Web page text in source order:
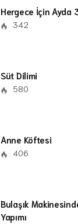
Hergece İçin Ayda
342
Süt Dilimi
580
Anne Köftesi
406
Bulaşık
Yapımı